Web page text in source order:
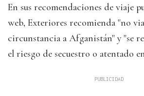
En sus recomendaciones de viaje
web, Exteriores recomienda "no
circunstancia a Afganistán" y "se
el riesgo de secuestro o atentado